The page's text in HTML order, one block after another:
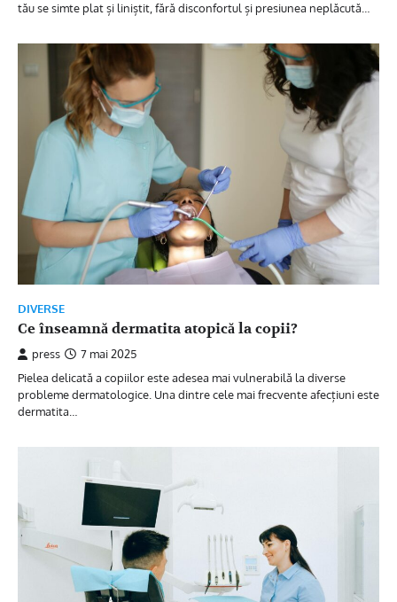
tău se simte plat și liniștit, fără disconfortul și presiunea neplăcută…
DIVERSE
Ce înseamnă dermatita atopică la copii?
press
7 mai 2025
Pielea delicată a copiilor este adesea mai vulnerabilă la diverse
probleme dermatologice. Una dintre cele mai frecvente afecțiuni este
dermatita…